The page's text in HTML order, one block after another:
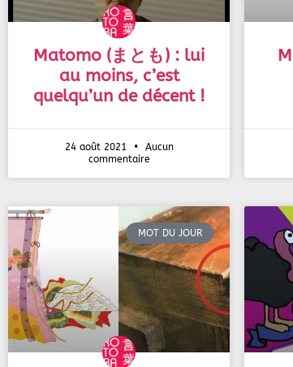
Matomo (まとも) : lui
au moins, c’est
quelqu’un de décent !
24 août 2021
Aucun
commentaire
MOT DU JOUR